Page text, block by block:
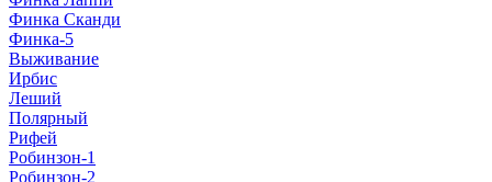
Финка Сканди
Финка-5
Выживание
Ирбис
Леший
Полярный
Рифей
Робинзон-1
Робинзон-2